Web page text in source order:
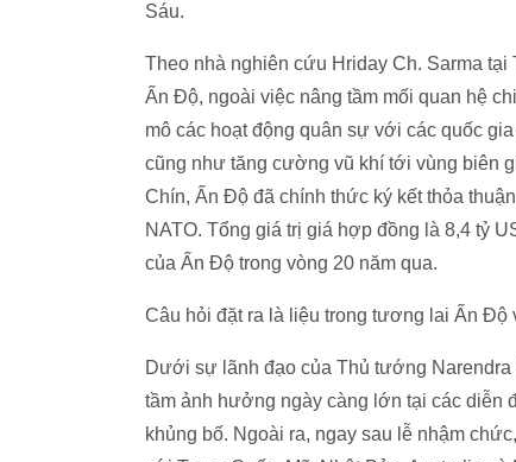
Sáu.
Theo nhà nghiên cứu Hriday Ch. Sarma
Ấn Độ, ngoài việc nâng tầm mối quan hệ
mô các hoạt động quân sự với các quốc
cũng như tăng cường vũ khí tới vùng biên
Chín, Ấn Độ đã chính thức ký kết thỏa
NATO. Tổng giá trị giá hợp đồng là 8,4 tỷ
của Ấn Độ trong vòng 20 năm qua.
Câu hỏi đặt ra là liệu trong tương lai Ấn Độ
Dưới sự lãnh đạo của Thủ tướng
tầm ảnh hưởng ngày càng lớn tại các diễn
khủng bố. Ngoài ra, ngay sau lễ nhậm